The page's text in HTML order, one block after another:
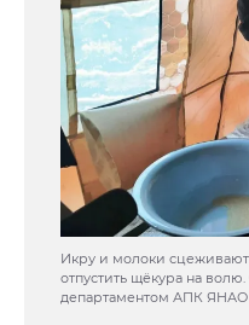
Икру и молоки сцеживают
отпустить щёкура на
департаментом АПК ЯНАО